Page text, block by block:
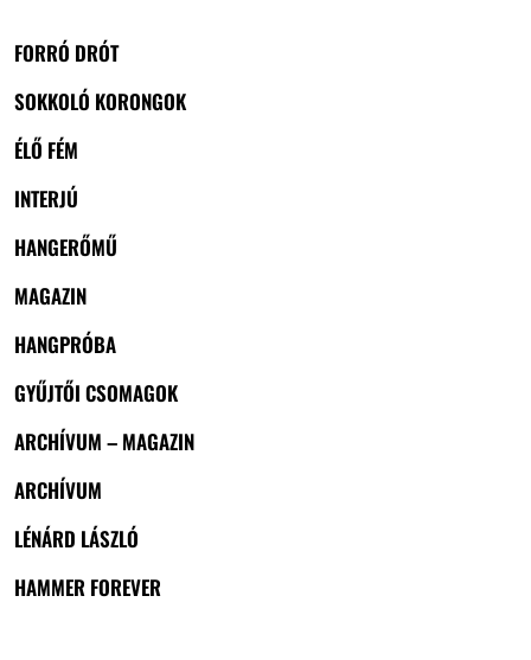
FORRÓ DRÓT
SOKKOLÓ KORONGOK
ÉLŐ FÉM
INTERJÚ
HANGERŐMŰ
MAGAZIN
HANGPRÓBA
GYŰJTŐI CSOMAGOK
ARCHÍVUM – MAGAZIN
ARCHÍVUM
LÉNÁRD LÁSZLÓ
HAMMER FOREVER